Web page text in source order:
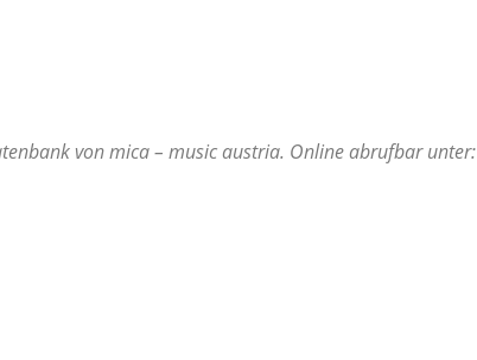
von mica – music austria. Online abrufbar unter: